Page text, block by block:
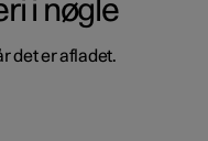
i nøgle
det er afladet.